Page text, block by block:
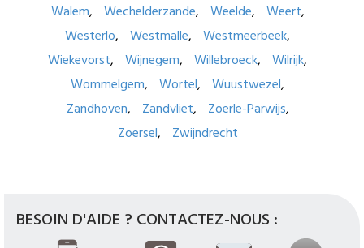
Walem
Wechelderzande Weelde
Weert
Westerlo
Westmalle
Westmeerbeek
Wiekevorst
Wijnegem Willebroeck
Wilrijk
Wommelgem
Wortel
Wuustwezel
Zandhoven
Zandvliet
Zoerle-Parwijs
Zoersel
Zwijndrecht
BESOIN D'AIDE ? CONTACTEZ-NOUS :